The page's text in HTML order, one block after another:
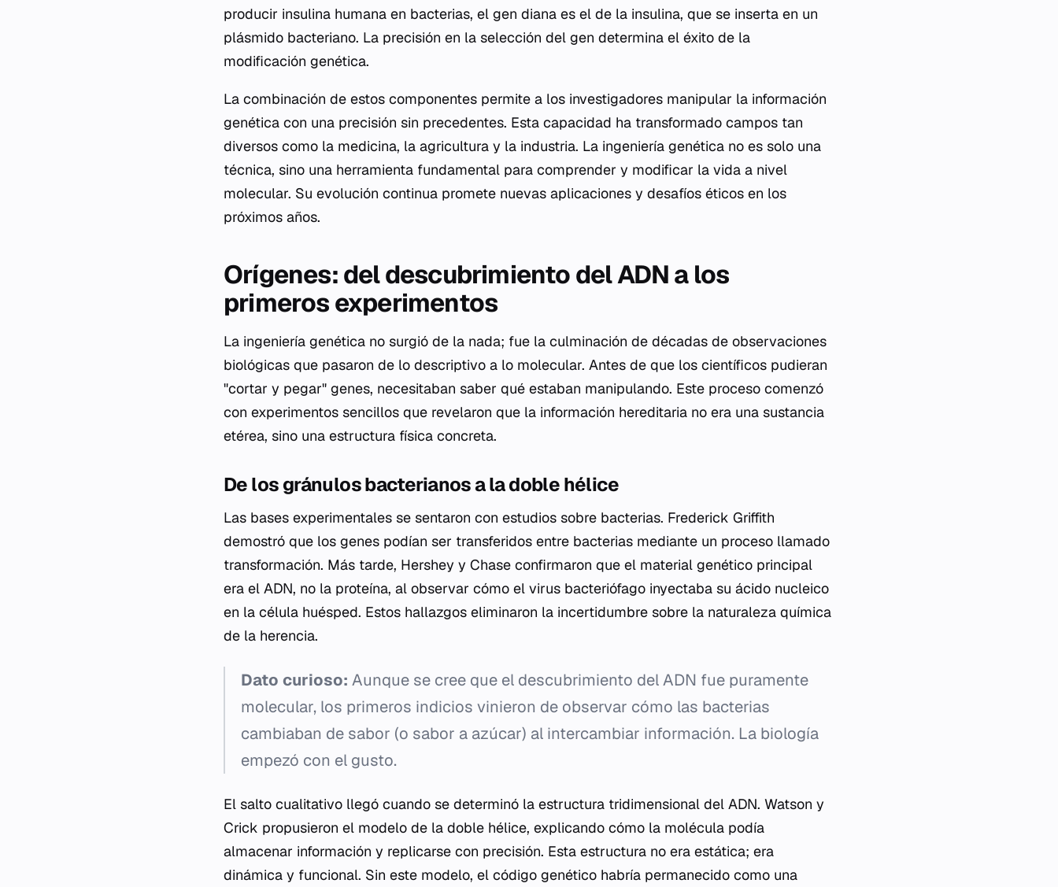
producir insulina humana en bacterias, el gen diana es el de la insulina, que se inserta en un
plásmido bacteriano. La precisión en la selección del gen determina el éxito de la
modificación genética.
La combinación de estos componentes permite a los investigadores manipular la información
genética con una precisión sin precedentes. Esta capacidad ha transformado campos tan
diversos como la medicina, la agricultura y la industria. La ingeniería genética no es solo una
técnica, sino una herramienta fundamental para comprender y modificar la vida a nivel
molecular. Su evolución continua promete nuevas aplicaciones y desafíos éticos en los
próximos años.
Orígenes: del descubrimiento del ADN a los
primeros experimentos
La ingeniería genética no surgió de la nada; fue la culminación de décadas de observaciones
biológicas que pasaron de lo descriptivo a lo molecular. Antes de que los científicos pudieran
"cortar y pegar" genes, necesitaban saber qué estaban manipulando. Este proceso comenzó
con experimentos sencillos que revelaron que la información hereditaria no era una sustancia
etérea, sino una estructura física concreta.
De los gránulos bacterianos a la doble hélice
Las bases experimentales se sentaron con estudios sobre bacterias. Frederick Griffith
demostró que los genes podían ser transferidos entre bacterias mediante un proceso llamado
transformación. Más tarde, Hershey y Chase confirmaron que el material genético principal
era el ADN, no la proteína, al observar cómo el virus bacteriófago inyectaba su ácido nucleico
en la célula huésped. Estos hallazgos eliminaron la incertidumbre sobre la naturaleza química
de la herencia.
Dato curioso: Aunque se cree que el descubrimiento del ADN fue puramente
molecular, los primeros indicios vinieron de observar cómo las bacterias
cambiaban de sabor (o sabor a azúcar) al intercambiar información. La biología
empezó con el gusto.
El salto cualitativo llegó cuando se determinó la estructura tridimensional del ADN. Watson y
Crick propusieron el modelo de la doble hélice, explicando cómo la molécula podía
almacenar información y replicarse con precisión. Esta estructura no era estática; era
dinámica y funcional. Sin este modelo, el código genético habría permanecido como una